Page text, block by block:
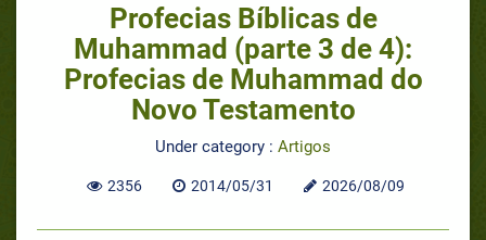
Profecias Bíblicas de
Muhammad (parte 3 de 4):
Profecias de Muhammad do
Novo Testamento
Under category : Artigos
2356 2014/05/31 2026/08/09